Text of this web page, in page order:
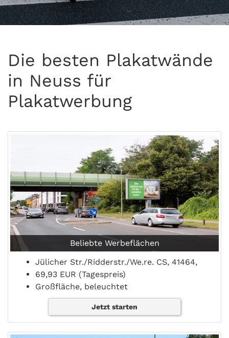
Die besten Plakatwände
in Neuss für
Plakatwerbung
Beliebte Werbeflächen
Jülicher Str./Ridderstr./We.re. CS, 41464,
69,93 EUR (Tagespreis)
Großfläche, beleuchtet
Jetzt starten